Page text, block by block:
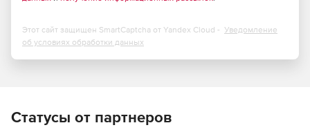
Использование функции предварительного
Возможность дополнять учебные курсы панорамными
Этот сайт защищен SmartCaptcha от Yandex Cloud - Уведомление
об условиях обработки данных
Статусы от партнеров